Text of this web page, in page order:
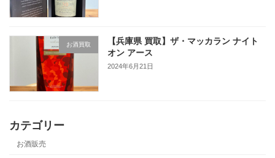
お酒買取
【兵庫県 買取】ザ・マッカラン ナイト
オン アース
2024年6月21日
カテゴリー
お酒販売